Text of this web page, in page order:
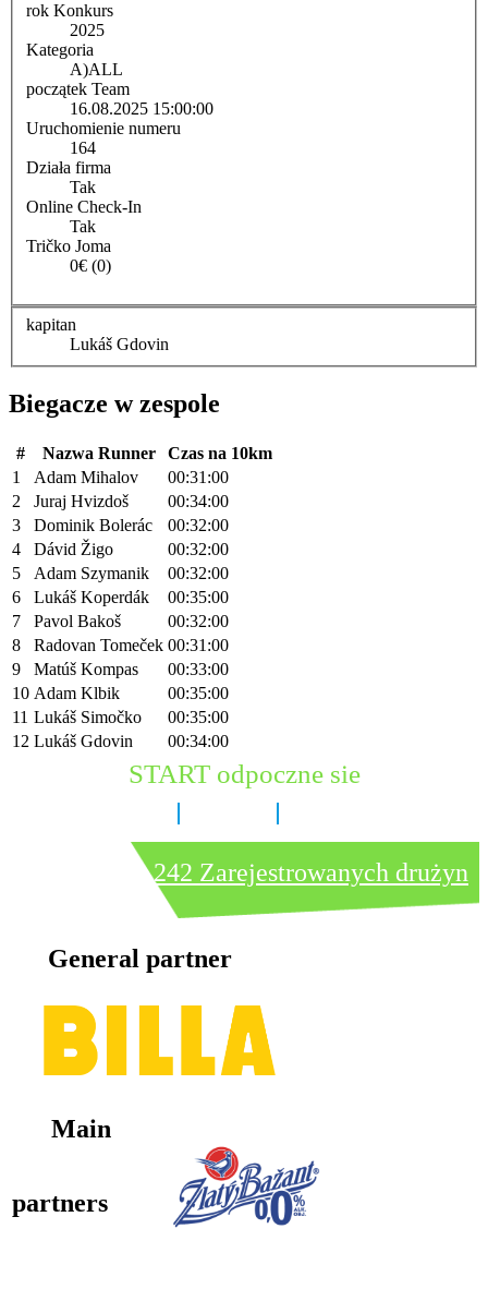
rok Konkurs
2025
Kategoria
A)ALL
początek Team
16.08.2025 15:00:00
Uruchomienie numeru
164
Działa firma
Tak
Online Check-In
Tak
Tričko Joma
0€ (0)
kapitan
Lukáš Gdovin
Biegacze w zespole
# Nazwa Runner
Czas na 10km
1
Adam Mihalov
00:31:00
2
Juraj Hvizdoš
00:34:00
3
Dominik Bolerác
00:32:00
4
Dávid Žigo
00:32:00
5
Adam Szymanik
00:32:00
6
Lukáš Koperdák
00:35:00
7
Pavol Bakoš
00:32:00
8
Radovan Tomeček 00:31:00
9
Matúš Kompas
00:33:00
10 Adam Klbik
00:35:00
11 Lukáš Simočko
00:35:00
12 Lukáš Gdovin 00:34:00
START odpoczne sie
242 Zarejestrowanych drużyn
General partner
Main
partners